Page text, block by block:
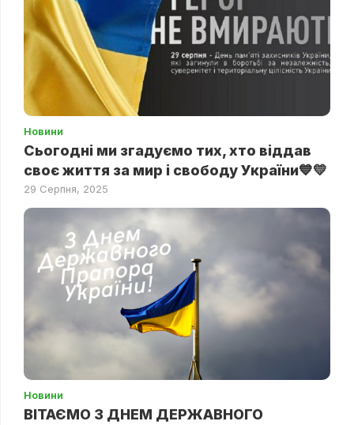
Новини
Сьогодні ми згадуємо тих, хто віддав
своє життя за мир і свободу України💙💛
29 Серпня, 2025
Новини
ВІТАЄМО З ДНЕМ ДЕРЖАВНОГО